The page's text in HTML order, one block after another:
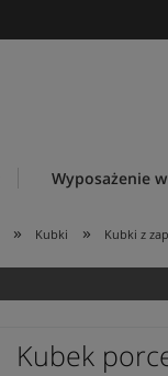
Wyposażenie
» Kubki » Kubki z
Kubek